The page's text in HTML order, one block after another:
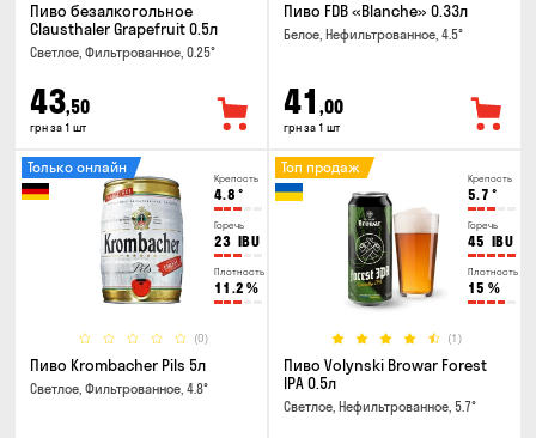
Пиво безалкогольное
Clausthaler Grapefruit 0.5л
Светлое, Фильтрованное, 0.25°
43,50
грн за 1 шт
Пиво FDB «Blanche» 0.33л
Белое, Нефильтрованное, 4.5°
41 ,00
грн за 1 шт
Крепость
4.8 °
Горечь
23 IBU
Плотность
11.2 %
(0)
Только онлайн
Пиво Krombacher Pils 5л
Светлое, Фильтрованное, 4.8°
Крепость
5.7 °
Горечь
45 IBU
Плотность
15 %
(1)
Топ продаж
Пиво Volynski Browar Forest
IPA 0.5л
Светлое, Нефильтрованное, 5.7°